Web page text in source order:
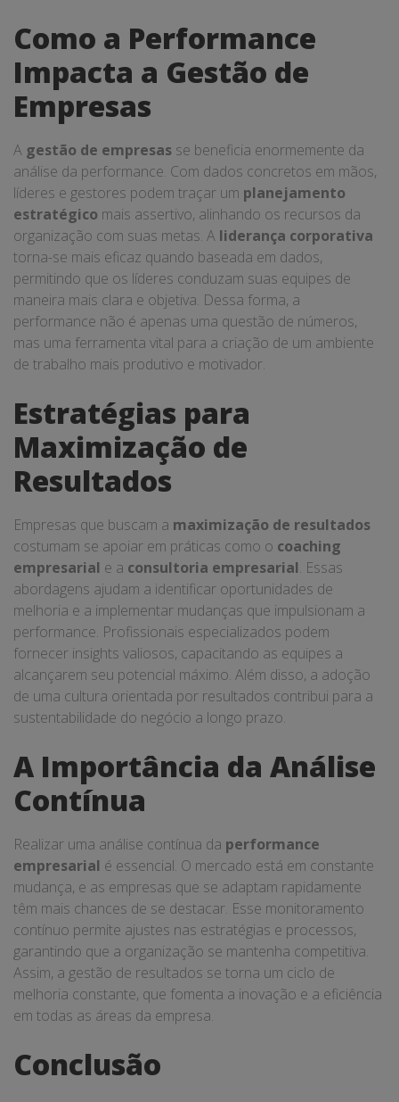
Como a Performance
Impacta a Gestão de
Empresas
A gestão de empresas se beneficia enormemente da
análise da performance. Com dados concretos em mãos,
líderes e gestores podem traçar um planejamento
estratégico mais assertivo, alinhando os recursos da
organização com suas metas. A liderança corporativa
torna-se mais eficaz quando baseada em dados,
permitindo que os líderes conduzam suas equipes de
maneira mais clara e objetiva. Dessa forma, a
performance não é apenas uma questão de números,
mas uma ferramenta vital para a criação de um ambiente
de trabalho mais produtivo e motivador.
Estratégias para
Maximização de
Resultados
Empresas que buscam a maximização de resultados
costumam se apoiar em práticas como o coaching
empresarial e a consultoria empresarial. Essas
abordagens ajudam a identificar oportunidades de
melhoria e a implementar mudanças que impulsionam a
performance. Profissionais especializados podem
fornecer insights valiosos, capacitando as equipes a
alcançarem seu potencial máximo. Além disso, a adoção
de uma cultura orientada por resultados contribui para a
sustentabilidade do negócio a longo prazo.
A Importância da Análise
Contínua
Realizar uma análise contínua da performance
empresarial é essencial. O mercado está em constante
mudança, e as empresas que se adaptam rapidamente
têm mais chances de se destacar. Esse monitoramento
contínuo permite ajustes nas estratégias e processos,
garantindo que a organização se mantenha competitiva.
Assim, a gestão de resultados se torna um ciclo de
melhoria constante, que fomenta a inovação e a eficiência
em todas as áreas da empresa.
Conclusão